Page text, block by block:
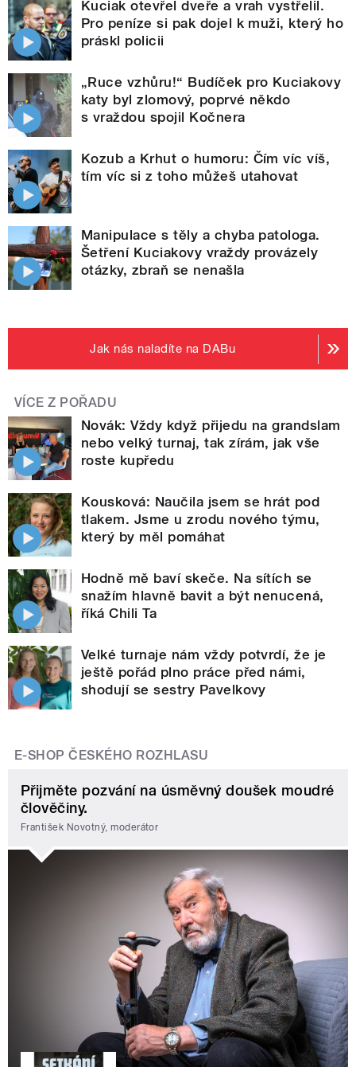
Kuciak otevřel dveře a vrah vystřelil.
Pro peníze si pak dojel k muži, který ho
práskl policii
„Ruce vzhůru!“ Budíček pro Kuciakovy
katy byl zlomový, poprvé někdo
s vraždou spojil Kočnera
Kozub a Krhut o humoru: Čím víc víš,
tím víc si z toho můžeš utahovat
Manipulace s těly a chyba patologa.
Šetření Kuciakovy vraždy provázely
otázky, zbraň se nenašla
Jak nás naladíte na DABu
VÍCE Z POŘADU
Novák: Vždy když přijedu na grandslam
nebo velký turnaj, tak zírám, jak vše
roste kupředu
Kousková: Naučila jsem se hrát pod
tlakem. Jsme u zrodu nového týmu,
který by měl pomáhat
Hodně mě baví skeče. Na sítích se
snažím hlavně bavit a být nenucená,
říká Chili Ta
Velké turnaje nám vždy potvrdí, že je
ještě pořád plno práce před námi,
shodují se sestry Pavelkovy
E-SHOP ČESKÉHO ROZHLASU
Přijměte pozvání na úsměvný doušek moudré
člověčiny.
František Novotný, moderátor